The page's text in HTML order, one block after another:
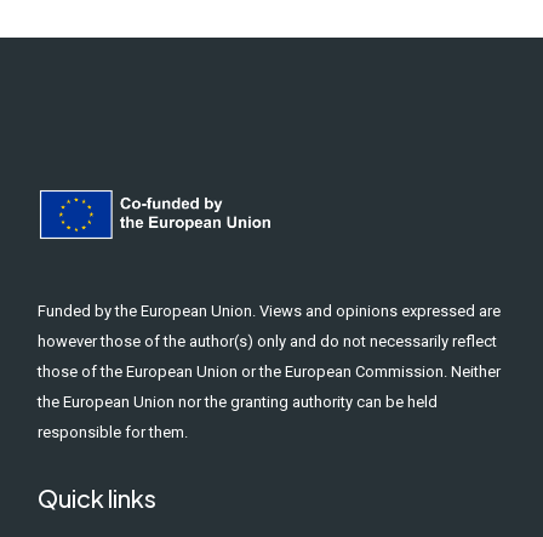
Funded by the European Union. Views and opinions expressed are
however those of the author(s) only and do not necessarily reflect
those of the European Union or the European Commission. Neither
the European Union nor the granting authority can be held
responsible for them.
Quick links